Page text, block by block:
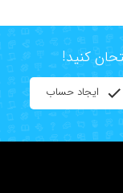
ایجاد حساب